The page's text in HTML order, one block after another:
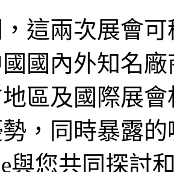
這兩次展會
國內外知名
區及國際展
，同時暴露
與您共同探討